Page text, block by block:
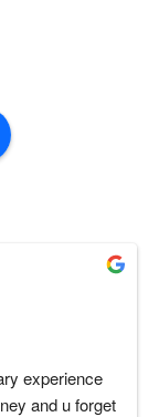
experience
and u forget